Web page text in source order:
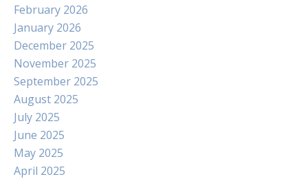
February 2026
January 2026
December 2025
November 2025
September 2025
August 2025
July 2025
June 2025
May 2025
April 2025